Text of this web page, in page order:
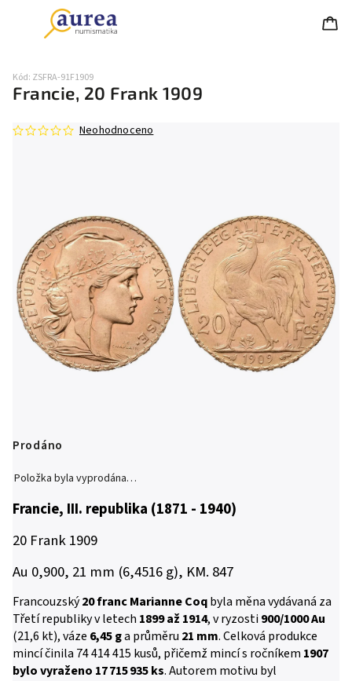
Francie, 20 Frank 1909
Kód: ZSFRA-91F1909
Neohodnoceno
Prodáno
Položka byla vyprodána…
Francie, III. republika (1871 - 1940)
20 Frank 1909
Au 0,900, 21 mm (6,4516 g), KM. 847
Francouzský20 franc Marianne Coqbyla měna vydávaná za
Třetí republiky v letech 1899 až 1914, v ryzosti900/1000 Au
(21,6 kt), váze 6,45 ga průměru 21 mm. Celková produkce
mincí činila 74 414 415 kusů, přičemž mincí s ročníkem 1907
bylo vyraženo 17 715 935 ks. Autorem motivu byl